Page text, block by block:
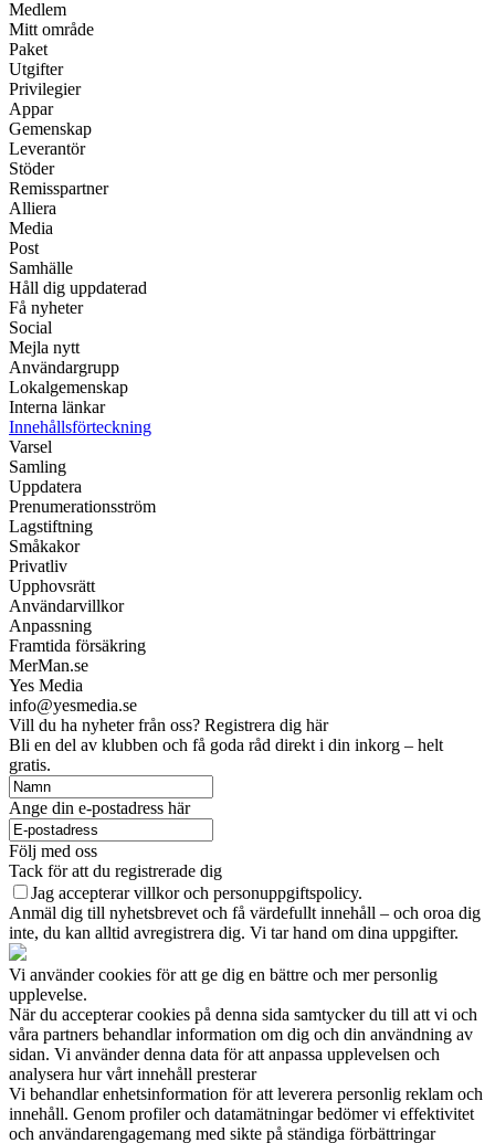
Medlem
Mitt område
Paket
Utgifter
Privilegier
Appar
Gemenskap
Leverantör
Stöder
Remisspartner
Alliera
Media
Post
Samhälle
Håll dig uppdaterad
Få nyheter
Social
Mejla nytt
Användargrupp
Lokalgemenskap
Interna länkar
Innehållsförteckning
Varsel
Samling
Uppdatera
Prenumerationsström
Lagstiftning
Småkakor
Privatliv
Upphovsrätt
Användarvillkor
Anpassning
Framtida försäkring
MerMan.se
Yes Media
info@yesmedia.se
Vill du ha nyheter från oss? Registrera dig här
Bli en del av klubben och få goda råd direkt i din inkorg – helt
gratis.
Ange din e-postadress här
Följ med oss
Tack för att du registrerade dig
Jag accepterar villkor och personuppgiftspolicy.
Anmäl dig till nyhetsbrevet och få värdefullt innehåll – och oroa dig
inte, du kan alltid avregistrera dig. Vi tar hand om dina uppgifter.
Vi använder cookies för att ge dig en bättre och mer personlig
upplevelse.
När du accepterar cookies på denna sida samtycker du till att vi och
våra partners behandlar information om dig och din användning av
sidan. Vi använder denna data för att anpassa upplevelsen och
analysera hur vårt innehåll presterar
Vi behandlar enhetsinformation för att leverera personlig reklam och
innehåll. Genom profiler och datamätningar bedömer vi effektivitet
och användarengagemang med sikte på ständiga förbättringar